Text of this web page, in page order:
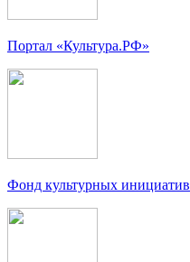
Портал «Культура.РФ»
Фонд культурных инициатив